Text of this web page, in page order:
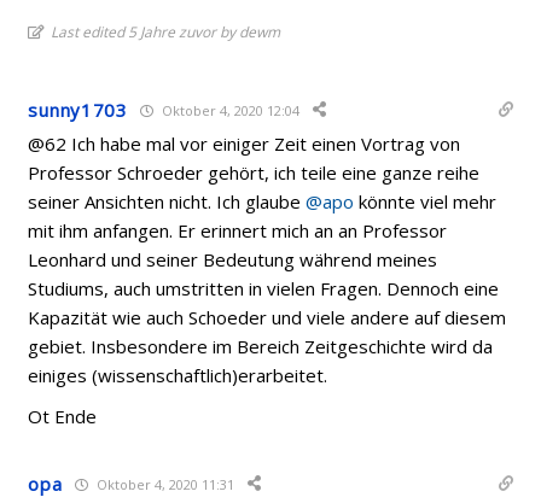
Last edited 5 Jahre zuvor by dewm
sunny1703 Oktober 4, 2020 12:04
@62 Ich habe mal vor einiger Zeit einen Vortrag von
Professor Schroeder gehört, ich teile eine ganze reihe
seiner Ansichten nicht. Ich glaube@apo könnte viel mehr
mit ihm anfangen. Er erinnert mich an an Professor
Leonhard und seiner Bedeutung während meines
Studiums, auch umstritten in vielen Fragen. Dennoch eine
Kapazität wie auch Schoeder und viele andere auf diesem
gebiet. Insbesondere im Bereich Zeitgeschichte wird da
einiges (wissenschaftlich)erarbeitet.
Ot Ende
opa Oktober 4, 2020 11:31